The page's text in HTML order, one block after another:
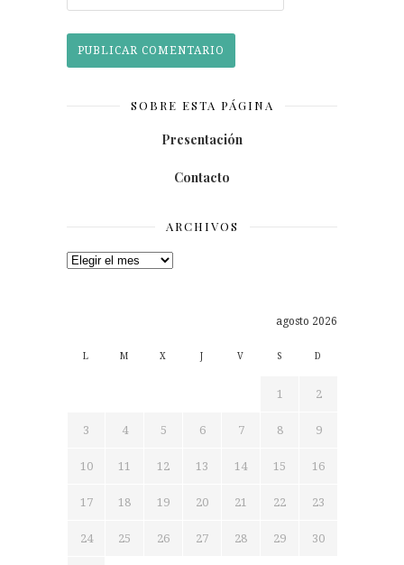
SOBRE ESTA PÁGINA
Presentación
Contacto
ARCHIVOS
Archivos
agosto 2026
L M X V S D
1 2
3 4 5 6 7 8 9
10 11 12 13 14 15 16
17 18 19 20 21 22 23
24 25 26 27 28 29 30